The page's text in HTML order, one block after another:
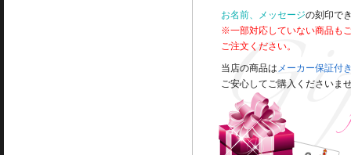
お名前、メッセージの刻印で
※一部対応していない商品も
ご注文ください。
当店の商品は メーカー保証付
ご安心してご購入くださいま